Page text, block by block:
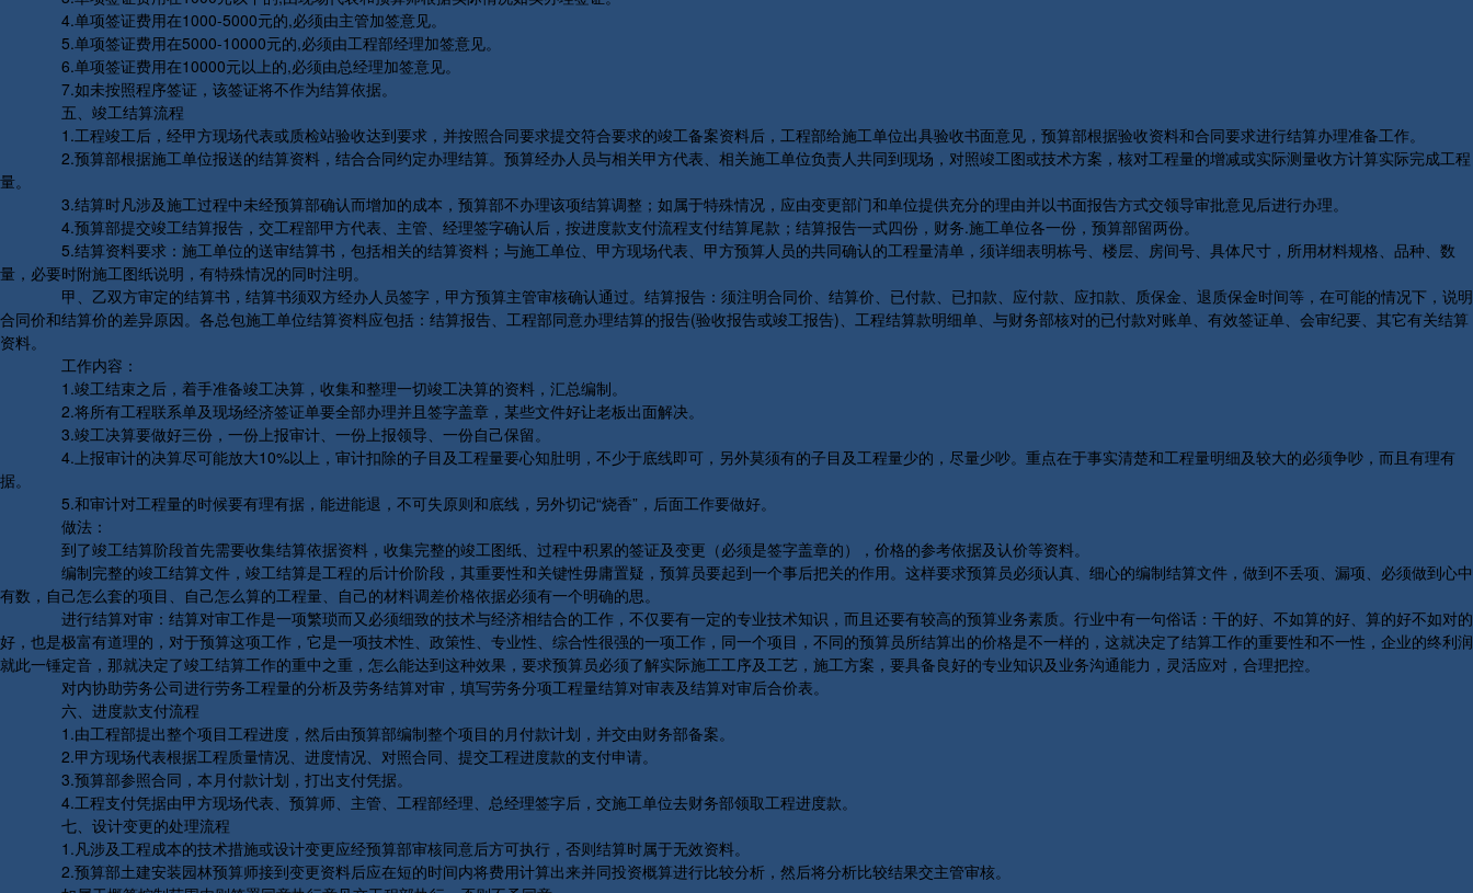
4.单项签证费用在1000-5000元的,必须由主管加签意见。
5.单项签证费用在5000-10000元的,必须由工程部经理加签意见。
6.单项签证费用在10000元以上的,必须由总经理加签意见。
7.如未按照程序签证，该签证将不作为结算依据。
五、竣工结算流程
1.工程竣工后，经甲方现场代表或质检站验收达到要求，并按照合同要求提交符合要求的竣工备案资料后，工程部给施工单位出具验收书面意见，预算部根据验收资料和合同要求进行结算办理准备工作。
2.预算部根据施工单位报送的结算资料，结合合同约定办理结算。预算经办人员与相关甲方代表、相关施工单位负责人共同到现场，对照竣工图或技术方案，核对工程量的增减或实际测量收方计算实际完成工程
量。
3.结算时凡涉及施工过程中未经预算部确认而增加的成本，预算部不办理该项结算调整；如属于特殊情况，应由变更部门和单位提供充分的理由并以书面报告方式交领导审批意见后进行办理。
4.预算部提交竣工结算报告，交工程部甲方代表、主管、经理签字确认后，按进度款支付流程支付结算尾款；结算报告一式四份，财务.施工单位各一份，预算部留两份。
5.结算资料要求：施工单位的送审结算书，包括相关的结算资料；与施工单位、甲方现场代表、甲方预算人员的共同确认的工程量清单，须详细表明栋号、楼层、房间号、具体尺寸，所用材料规格、品种、数
量，必要时附施工图纸说明，有特殊情况的同时注明。
甲、乙双方审定的结算书，结算书须双方经办人员签字，甲方预算主管审核确认通过。结算报告：须注明合同价、结算价、已付款、已扣款、应付款、应扣款、质保金、退质保金时间等，在可能的情况下，说明
合同价和结算价的差异原因。各总包施工单位结算资料应包括：结算报告、工程部同意办理结算的报告(验收报告或竣工报告)、工程结算款明细单、与财务部核对的已付款对账单、有效签证单、会审纪要、其它有关结算
资料。
工作内容：
1.竣工结束之后，着手准备竣工决算，收集和整理一切竣工决算的资料，汇总编制。
2.将所有工程联系单及现场经济签证单要全部办理并且签字盖章，某些文件好让老板出面解决。
3.竣工决算要做好三份，一份上报审计、一份上报领导、一份自己保留。
4.上报审计的决算尽可能放大10%以上，审计扣除的子目及工程量要心知肚明，不少于底线即可，另外莫须有的子目及工程量少的，尽量少吵。重点在于事实清楚和工程量明细及较大的必须争吵，而且有理有
据。
5.和审计对工程量的时候要有理有据，能进能退，不可失原则和底线，另外切记“烧香”，后面工作要做好。
做法：
到了竣工结算阶段首先需要收集结算依据资料，收集完整的竣工图纸、过程中积累的签证及变更（必须是签字盖章的），价格的参考依据及认价等资料。
编制完整的竣工结算文件，竣工结算是工程的后计价阶段，其重要性和关键性毋庸置疑，预算员要起到一个事后把关的作用。这样要求预算员必须认真、细心的编制结算文件，做到不丢项、漏项、必须做到心中
有数，自己怎么套的项目、自己怎么算的工程量、自己的材料调差价格依据必须有一个明确的思。
进行结算对审：结算对审工作是一项繁琐而又必须细致的技术与经济相结合的工作，不仅要有一定的专业技术知识，而且还要有较高的预算业务素质。行业中有一句俗话：干的好、不如算的好、算的好不如对的
好，也是极富有道理的，对于预算这项工作，它是一项技术性、政策性、专业性、综合性很强的一项工作，同一个项目，不同的预算员所结算出的价格是不一样的，这就决定了结算工作的重要性和不一性，企业的终利润
就此一锤定音，那就决定了竣工结算工作的重中之重，怎么能达到这种效果，要求预算员必须了解实际施工工序及工艺，施工方案，要具备良好的专业知识及业务沟通能力，灵活应对，合理把控。
对内协助劳务公司进行劳务工程量的分析及劳务结算对审，填写劳务分项工程量结算对审表及结算对审后合价表。
六、进度款支付流程
1.由工程部提出整个项目工程进度，然后由预算部编制整个项目的月付款计划，并交由财务部备案。
2.甲方现场代表根据工程质量情况、进度情况、对照合同、提交工程进度款的支付申请。
3.预算部参照合同，本月付款计划，打出支付凭据。
4.工程支付凭据由甲方现场代表、预算师、主管、工程部经理、总经理签字后，交施工单位去财务部领取工程进度款。
七、设计变更的处理流程
1.凡涉及工程成本的技术措施或设计变更应经预算部审核同意后方可执行，否则结算时属于无效资料。
2.预算部土建安装园林预算师接到变更资料后应在短的时间内将费用计算出来并同投资概算进行比较分析，然后将分析比较结果交主管审核。